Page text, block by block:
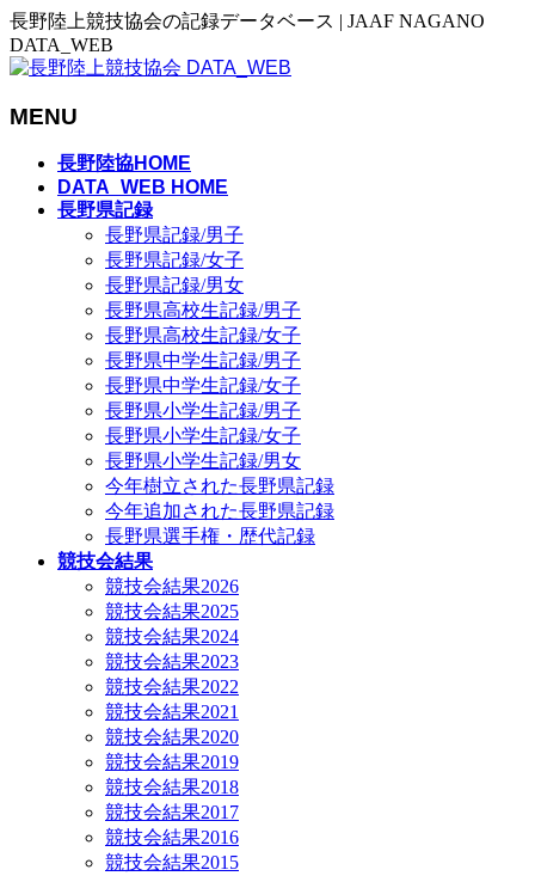
長野陸上競技協会の記録データベース | JAAF NAGANO
DATA_WEB
MENU
長野陸協HOME
DATA_WEB HOME
長野県記録
長野県記録/男子
長野県記録/女子
長野県記録/男女
長野県高校生記録/男子
長野県高校生記録/女子
長野県中学生記録/男子
長野県中学生記録/女子
長野県小学生記録/男子
長野県小学生記録/女子
長野県小学生記録/男女
今年樹立された長野県記録
今年追加された長野県記録
長野県選手権・歴代記録
競技会結果
競技会結果2026
競技会結果2025
競技会結果2024
競技会結果2023
競技会結果2022
競技会結果2021
競技会結果2020
競技会結果2019
競技会結果2018
競技会結果2017
競技会結果2016
競技会結果2015